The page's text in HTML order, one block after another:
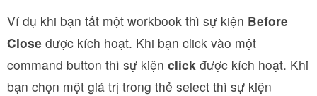
Ví dụ khi bạn tắt một workbook thì sự kiện Before
Close được kích hoạt. Khi bạn click vào một
command button thì sự kiện click được kích hoạt. Khi
bạn chọn một giá trị trong thẻ select thì sự kiện